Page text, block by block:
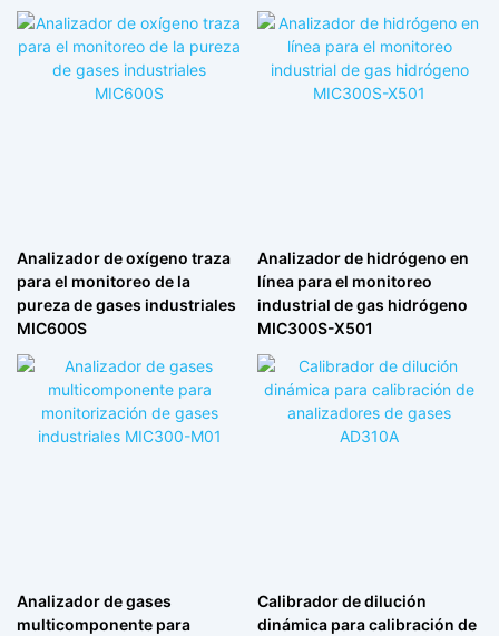
Analizador de oxígeno traza
para el monitoreo de la
pureza de gases industriales
MIC600S
Analizador de hidrógeno en
línea para el monitoreo
industrial de gas hidrógeno
MIC300S-X501
Analizador de gases
multicomponente para
Calibrador de dilución
dinámica para calibración de